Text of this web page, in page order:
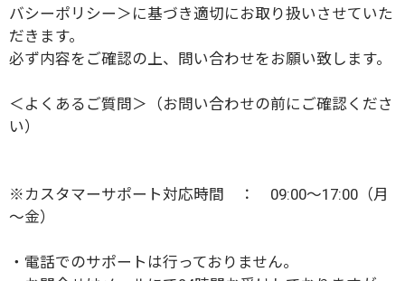
バシーポリシー＞に基づき適切にお取り扱いさせていた
だきます。
必ず内容をご確認の上、問い合わせをお願い致します。
＜よくあるご質問＞（お問い合わせの前にご確認くださ
い）
※カスタマーサポート対応時間 ： 09:00～17:00（月
～金）
・電話でのサポートは行っておりません。